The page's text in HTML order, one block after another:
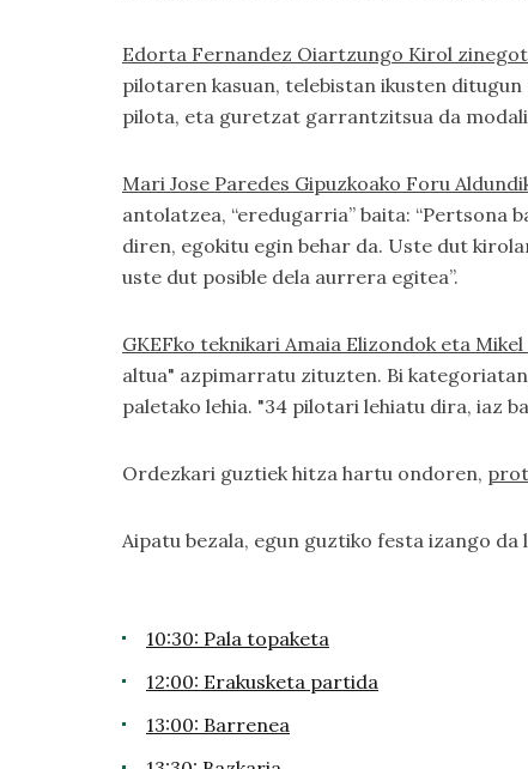
Edorta Fernandez Oiartzungo Kirol
pilotaren kasuan, telebistan ikusten
pilota, eta guretzat garrantzitsua da
Mari Jose Paredes Gipuzkoako Foru
antolatzea, “eredugarria” baita: “Pertsona
diren, egokitu egin behar da. Uste dut
uste dut posible dela aurrera egitea”.
GKEFko teknikari Amaia Elizondok eta
altua" azpimarratu zituzten. Bi
paletako lehia. "34 pilotari lehiatu dira, iaz
Ordezkari guztiek hitza hartu ondoren,
Aipatu bezala, egun guztiko festa izango
10:30: Pala topaketa
12:00: Erakusketa partida
13:00: Barrenea